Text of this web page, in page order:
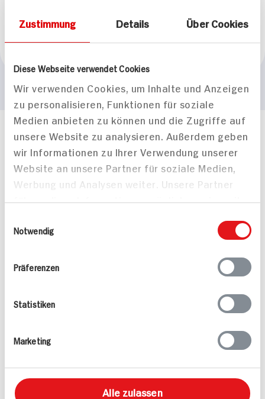
Zustimmung Details Über Cookies
Diese Webseite verwendet Cookies
Wir verwenden Cookies, um Inhalte und Anzeigen
zu personalisieren, Funktionen für soziale
Medien anbieten zu können und die Zugriffe auf
unsere Website zu analysieren. Außerdem geben
wir Informationen zu Ihrer Verwendung unserer
Website an unsere Partner für soziale Medien,
Werbung und Analysen weiter. Unsere Partner
führen diese Informationen möglicherweise mit
bereitgestellt haben oder die sie im Rahmen
Notwendig
Präferenzen
Statistiken
Marketing
Alle zulassen
Marke
Häufig gestellte Fragen
Mehr Informationen in unserem FAQ
kontakt
hit.de
Wir beantworten gerne Ihre Fragen
Folgen Sie uns auf TikTok
Marktfinder